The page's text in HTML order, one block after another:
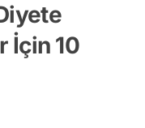
İçin 10